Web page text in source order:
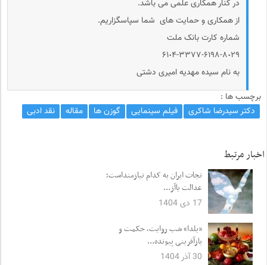
در کنار همکاری علمی می باشد.
از همکاری و حمایت های شما سپاسگزاریم.
شماره کارت بانک ملت
۶۱٠۴-۳۳۷۷-۶۱۹۸-۸٠۲۹
به نام سیده مهدیه امیری دشتی
برچسب ها :
دکتر سیدرضا شاکری
فیلم سینمایی گوزن ها مقاله نقد ادبی
اخبار مرتبط
نجات ایران به کدام نیازمنداست؛
عدالت یاآز...
17 دی 1404
«یلدا» شب روایت، حکمت و
بازآفرینی پیونده...
30 آذر 1404